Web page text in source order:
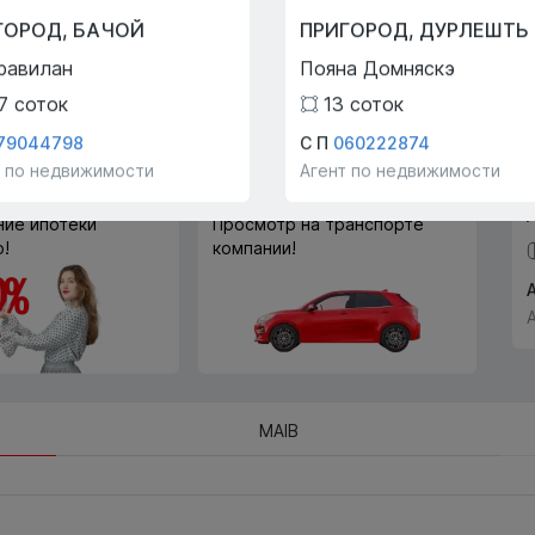
Trade-In
Trade-In мы поможем вам
купить эту квартиру в обмен
ипотеки
Просмотр на транспорте
компании!
MAIB
, БАЧОЙ
соток
по недвижимости
ПРИГОРОД, ДУРЛЕШТЬ
Пояна Домняскэ
13 соток
С П 060222874
Агент по недвижимости